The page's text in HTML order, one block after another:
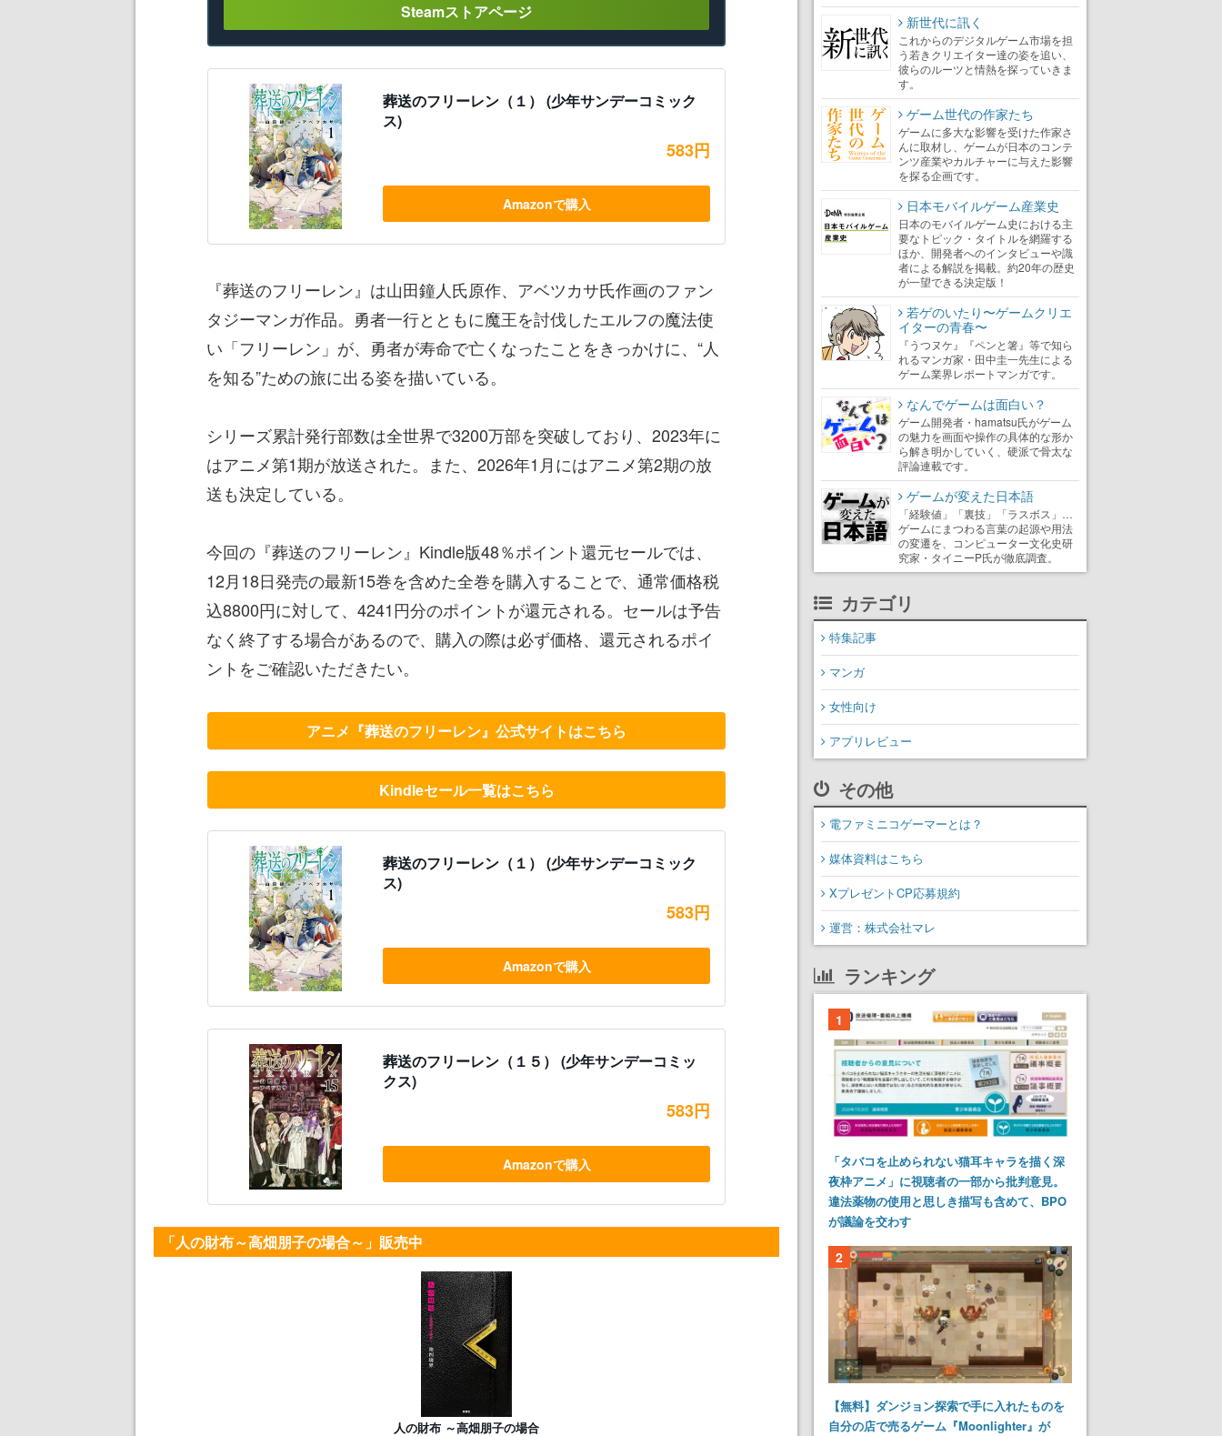
Steamストアページ
葬送のフリーレン（１） (少年サンデーコミック
ス)
583円
Amazonで購入
『葬送のフリーレン』は山田鐘人氏原作、アベツカサ氏作画のファン
タジーマンガ作品。勇者一行とともに魔王を討伐したエルフの魔法使
い「フリーレン」が、勇者が寿命で亡くなったことをきっかけに、“人
を知る”ための旅に出る姿を描いている。
シリーズ累計発行部数は全世界で3200万部を突破しており、2023年に
はアニメ第1期が放送された。また、2026年1月にはアニメ第2期の放
送も決定している。
今回の『葬送のフリーレン』Kindle版48％ポイント還元セールでは、
12月18日発売の最新15巻を含めた全巻を購入することで、通常価格税
込8800円に対して、4241円分のポイントが還元される。セールは予告
なく終了する場合があるので、購入の際は必ず価格、還元されるポイ
ントをご確認いただきたい。
アニメ『葬送のフリーレン』公式サイトはこちら
Kindleセール一覧はこちら
葬送のフリーレン（１） (少年サンデーコミック
ス)
583円
Amazonで購入
葬送のフリーレン（１５） (少年サンデーコミッ
クス)
583円
Amazonで購入
「人の財布～高畑朋子の場合～」販売中
人の財布 ～高畑朋子の場合
新世代に訊く
これからのデジタルゲーム市場を担
う若きクリエイター達の姿を追い、
彼らのルーツと情熱を探っていきま
す。
ゲーム世代の作家たち
ゲームに多大な影響を受けた作家さ
んに取材し、ゲームが日本のコンテ
ンツ産業やカルチャーに与えた影響
を探る企画です。
日本モバイルゲーム産業史
日本のモバイルゲーム史における主
要なトピック・タイトルを網羅する
ほか、開発者へのインタビューや識
者による解説を掲載。約20年の歴史
が一望できる決定版！
若ゲのいたり〜ゲームクリエ
イターの青春〜
『うつヌケ』『ペンと箸』等で知ら
れるマンガ家・田中圭一先生による
ゲーム業界レポートマンガです。
なんでゲームは面白い？
ゲーム開発者・hamatsu氏がゲーム
の魅力を画面や操作の具体的な形か
ら解き明かしていく、硬派で骨太な
評論連載です。
ゲームが変えた日本語
「経験値」「裏技」「ラスボス」…
ゲームにまつわる言葉の起源や用法
の変遷を、コンピューター文化史研
究家・タイニーP氏が徹底調査。
カテゴリ
特集記事
マンガ
女性向け
アプリレビュー
その他
電ファミニコゲーマーとは？
媒体資料はこちら
XプレゼントCP応募規約
運営：株式会社マレ
ランキング
1
「タバコを止められない猫耳キャラを描く深
夜枠アニメ」に視聴者の一部から批判意見。
違法薬物の使用と思しき描写も含めて、BPO
が議論を交わす
2
【無料】ダンジョン探索で手に入れたものを
自分の店で売るゲーム『Moonlighter』が